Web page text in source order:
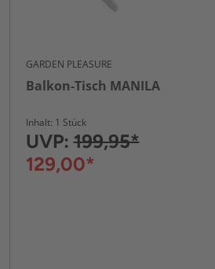
GARDEN PLEASURE
Balkon-Tisch MANILA
Inhalt: 1 Stück
UVP:199,95*
129,00*